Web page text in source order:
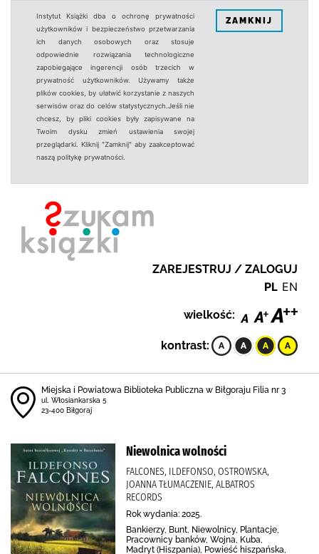
Instytut Książki dba o ochronę prywatności
użytkowników i bezpieczeństwo przetwarzania
ich danych osobowych oraz stosuje
odpowiednie rozwiązania technologiczne
zapobiegające ingerencji osób trzecich w
prywatność użytkowników. Używamy także
plików cookies, by ułatwić korzystanie z naszych
serwisów oraz do celów statystycznych.Jeśli nie
chcesz, by pliki cookies były zapisywane na
Twoim dysku zmień ustawienia swojej
przeglądarki. Kliknij "Zamknij" aby zaakceptować
naszą politykę prywatności.
ZAMKNIJ
ZAREJESTRUJ / ZALOGUJ
PL EN
wielkość:
kontrast:
Miejska i Powiatowa Biblioteka Publiczna w Biłgoraju Filia nr 3
ul. Włosiankarska 5
23-400 Biłgoraj
Niewolnica wolności
FALCONES, ILDEFONSO, OSTROWSKA,
JOANNA TŁUMACZENIE, ALBATROS
RECORDS
Rok wydania: 2025.
Bankierzy, Bunt, Niewolnicy, Plantacje,
Pracownicy banków, Wojna, Kuba,
Madryt (Hiszpania), Powieść hiszpańska,